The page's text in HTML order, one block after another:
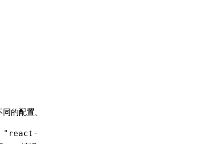
的配置。